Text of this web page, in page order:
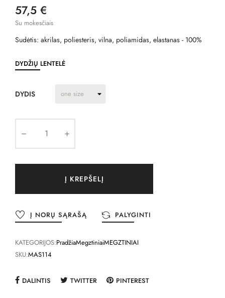
57,5 €
Su mokesčiais
Sudėtis: akrilas, poliesteris, vilna, poliamidas, elastanas - 100%
DYDŽIŲ LENTELĖ
DYDIS
Į KREPŠELĮ
Į NORŲ SĄRAŠĄ PALYGINTI
KATEGORIJOS:PradžiaMegztiniaiMEGZTINIAI
SKU:MAS114
DALINTIS TWITTER PINTEREST